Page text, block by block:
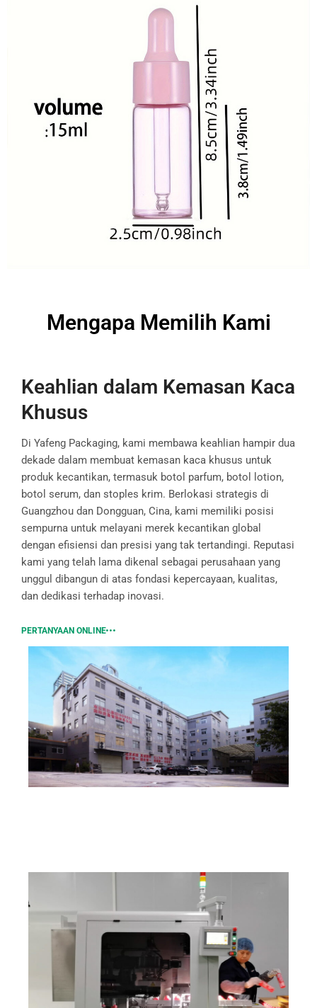
Mengapa Memilih Kami
Keahlian dalam Kemasan Kaca
Khusus
Di Yafeng Packaging, kami membawa keahlian hampir dua
dekade dalam membuat kemasan kaca khusus untuk
produk kecantikan, termasuk botol parfum, botol lotion,
botol serum, dan stoples krim. Berlokasi strategis di
Guangzhou dan Dongguan, Cina, kami memiliki posisi
sempurna untuk melayani merek kecantikan global
dengan efisiensi dan presisi yang tak tertandingi. Reputasi
kami yang telah lama dikenal sebagai perusahaan yang
unggul dibangun di atas fondasi kepercayaan, kualitas,
dan dedikasi terhadap inovasi.
PERTANYAAN ONLINE